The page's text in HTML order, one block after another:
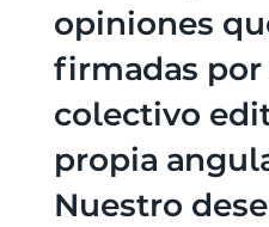
opiniones
firmadas por
colectivo
propia
Nuestro